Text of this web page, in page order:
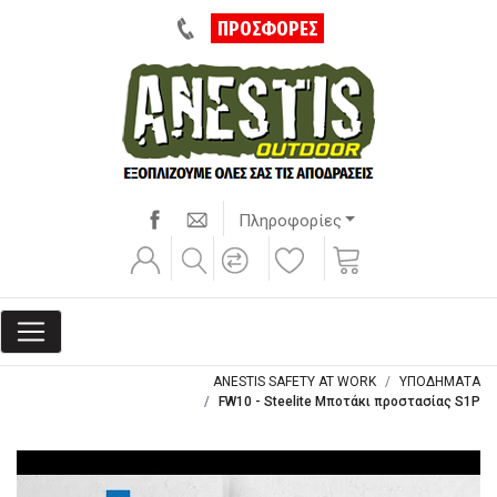
ΠΡΟΣΦΟΡΕΣ
Πληροφορίες
ANESTIS SAFETY AT WORK
ΥΠΟΔΗΜΑΤΑ
FW10 - Steelite Μποτάκι προστασίας S1P